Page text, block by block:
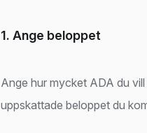
1. Ange beloppet
Ange hur mycket ADA du
uppskattade beloppet du